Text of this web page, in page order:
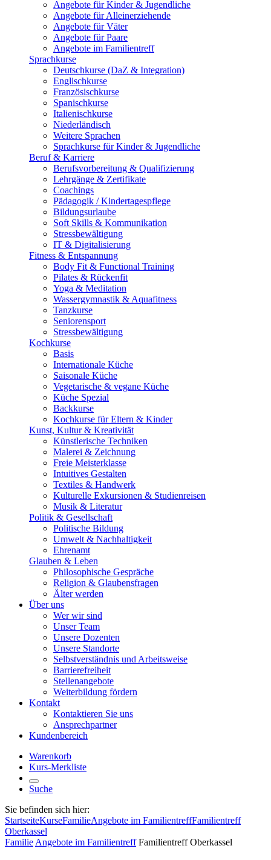
Angebote für Kinder & Jugendliche
Angebote für Alleinerziehende
Angebote für Väter
Angebote für Paare
Angebote im Familientreff
Sprachkurse
Deutschkurse (DaZ & Integration)
Englischkurse
Französischkurse
Spanischkurse
Italienischkurse
Niederländisch
Weitere Sprachen
Sprachkurse für Kinder & Jugendliche
Beruf & Karriere
Berufsvorbereitung & Qualifizierung
Lehrgänge & Zertifikate
Coachings
Pädagogik / Kindertagespflege
Bildungsurlaube
Soft Skills & Kommunikation
Stressbewältigung
IT & Digitalisierung
Fitness & Entspannung
Body Fit & Functional Training
Pilates & Rückenfit
Yoga & Meditation
Wassergymnastik & Aquafitness
Tanzkurse
Seniorensport
Stressbewältigung
Kochkurse
Basis
Internationale Küche
Saisonale Küche
Vegetarische & vegane Küche
Küche Spezial
Backkurse
Kochkurse für Eltern & Kinder
Kunst, Kultur & Kreativität
Künstlerische Techniken
Malerei & Zeichnung
Freie Meisterklasse
Intuitives Gestalten
Textiles & Handwerk
Kulturelle Exkursionen & Studienreisen
Musik & Literatur
Politik & Gesellschaft
Politische Bildung
Umwelt & Nachhaltigkeit
Ehrenamt
Glauben & Leben
Philosophische Gespräche
Religion & Glaubensfragen
Älter werden
Über uns
Wer wir sind
Unser Team
Unsere Dozenten
Unsere Standorte
Selbstverständnis und Arbeitsweise
Barrierefreiheit
Stellenangebote
Weiterbildung fördern
Kontakt
Kontaktieren Sie uns
Ansprechpartner
Kundenbereich
Warenkorb
Kurs-Merkliste
Suche
Sie befinden sich hier:
StartseiteKurseFamilieAngebote im FamilientreffFamilientreff
Oberkassel
Familie Angebote im Familientreff Familientreff Oberkassel